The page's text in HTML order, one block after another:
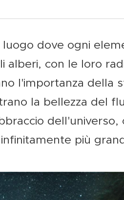
dove ogni
alberi, con le loro
l'importanza della
la bellezza del
dell'universo,
più